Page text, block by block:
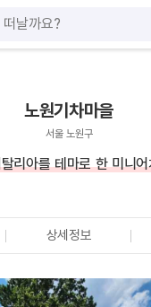
노원기차마을
서울 노원구
리아를 테마로 한 미니
상세정보